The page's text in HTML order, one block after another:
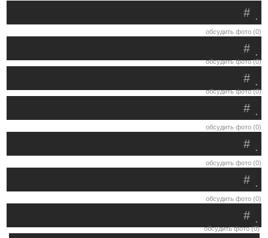
.
#
обсудить фото (0)
.
#
обсудить фото (0)
.
#
обсудить фото (0)
.
#
обсудить фото (0)
.
#
обсудить фото (0)
.
#
обсудить фото (0)
.
#
обсудить фото (0)